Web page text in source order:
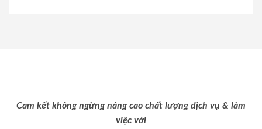
Cam kết không ngừng nâng cao chất lượng dịch vụ & làm
việc với